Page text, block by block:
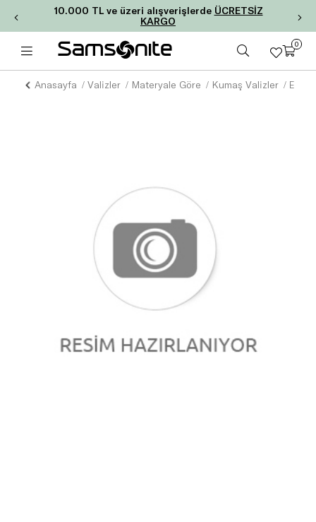
10.000 TL ve üzeri alışverişlerde ÜCRETSİZ
KARGO
0
Anasayfa Valizler Materyale Göre Kumaş Valizler